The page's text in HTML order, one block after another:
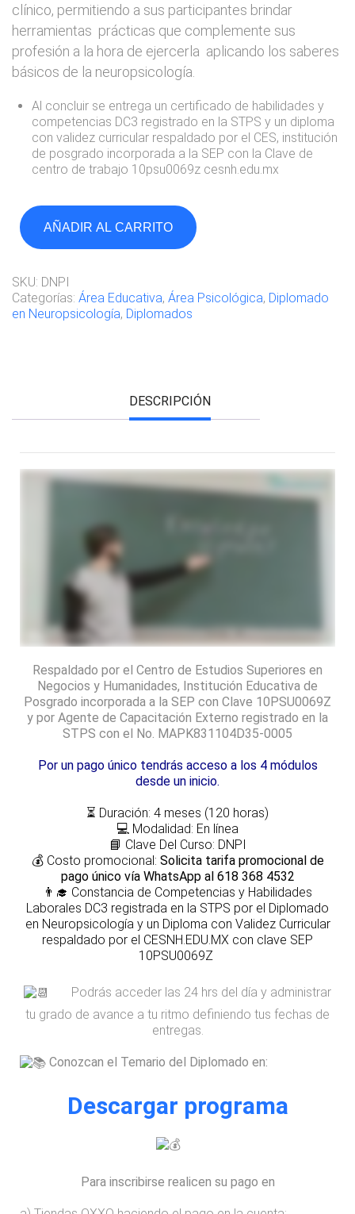
clínico, permitiendo a sus participantes brindar
herramientas prácticas que complemente sus
profesión a la hora de ejercerla aplicando los saberes
básicos de la neuropsicología.
Al concluir se entrega un certificado de habilidades y
competencias DC3 registrado en la STPS y un diploma
con validez curricular respaldado por el CES, institución
de posgrado incorporada a la SEP con la Clave de
centro de trabajo 10psu0069z cesnh.edu.mx
AÑADIR AL CARRITO
SKU: DNPI
Categorías: Área Educativa, Área Psicológica, Diplomado
en Neuropsicología, Diplomados
DESCRIPCIÓN
Respaldado por el Centro de Estudios Superiores en
Negocios y Humanidades, Institución Educativa de
Posgrado incorporada a la SEP con Clave 10PSU0069Z
y por Agente de Capacitación Externo registrado en la
STPS con el No. MAPK831104D35-0005
Por un pago único tendrás acceso a los 4 módulos
desde un inicio.
⏳ Duración: 4 meses (120 horas)
💻 Modalidad: En línea
📘 Clave Del Curso: DNPI
💰Costo promocional: Solicita tarifa promocional de
pago único vía WhatsApp al 618 368 4532
👨‍🎓 Constancia de Competencias y Habilidades
Laborales DC3 registrada en la STPS por el Diplomado
en Neuropsicología y un Diploma con Validez Curricular
respaldado por el CESNH.EDU.MX con clave SEP
10PSU0069Z
Podrás acceder las 24 hrs del día y administrar
tu grado de avance a tu ritmo definiendo tus fechas de
entregas.
Conozcan el Temario del Diplomado en:
Descargar programa
Para inscribirse realicen su pago en